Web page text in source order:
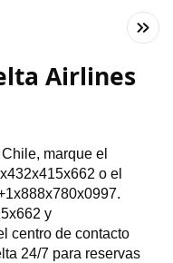
Airlines
marque el
o el
y
centro de contacto
24/7 para reservas